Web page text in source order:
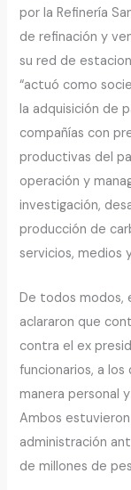
por la Refinería
de refinación y
su red de
“actuó como
la adquisición de
compañías con
productivas del
operación y
investigación,
producción de
servicios, medios
De todos modos,
aclararon que
contra el ex
funcionarios, a
manera personal
Ambos
administración
de millones de